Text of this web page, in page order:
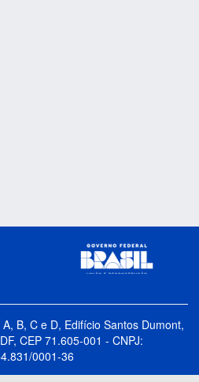
B, C e D, Edifício Santos Dumont,
CEP 71.605-001 - CNPJ:
0001-36